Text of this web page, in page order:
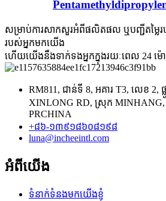
សម្រាប់ការសាកសួរអំពីផលិតផល ឬបញ្ជីតម្ល
របស់អ្នកមកយើង
ហើយយើងនឹងទាក់ទងអ្នកក្នុងរយៈពេល 24 ម៉
RM811, ជាន់ទី 8, អគារ T3, លេខ 2, ផ្
XINLONG RD, ស្រុក
PRCHINA
+៨៦-១៣៩១៨៦០៨១៩៨
luna@incheeintl.com
អំពីយើង
ទំនាក់ទំនងមកយើងខ្ញុំ